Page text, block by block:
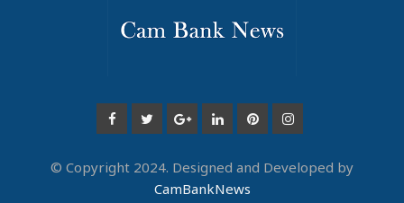
© Copyright 2024. Designed and Developed by
CamBankNews